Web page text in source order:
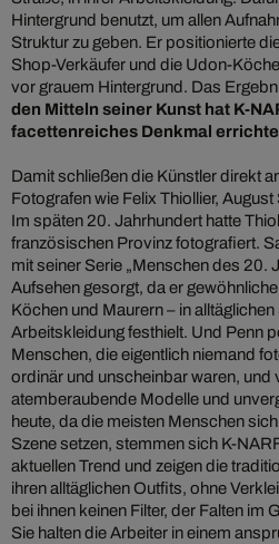
Hintergrund benutzt, um allen
Struktur zu geben. Er positionierte
Shop-Verkäufer und die Udon-
vor grauem Hintergrund. Das
den Mitteln seiner Kunst hat K-
facettenreiches Denkmal
Damit schließen die Künstler direkt
Fotografen wie Felix Thiollier,
Im späten 20. Jahrhundert hatte
französischen Provinz fotografiert.
mit seiner Serie „Menschen des 20.
Aufsehen gesorgt, da er
Köchen und Maurern – in
Arbeitskleidung festhielt. Und Penn
Menschen, die eigentlich niemand
ordinär und unscheinbar waren, und
atemberaubende Modelle und
heute, da die meisten Menschen
Szene setzen, stemmen sich K-
aktuellen Trend und zeigen die
ihren alltäglichen Outfits, ohne
bei ihnen keinen Filter, der Falten im
Sie halten die Arbeiter in einem